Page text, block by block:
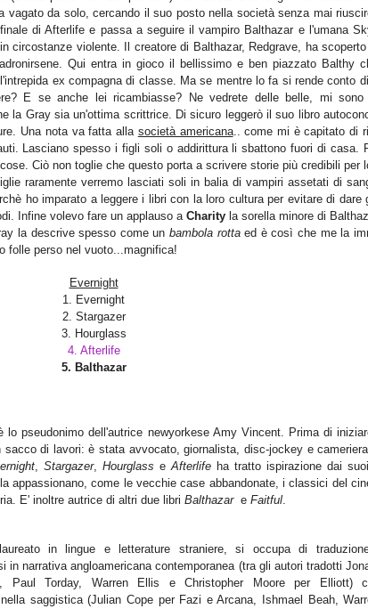
vagato da solo, cercando il suo posto nella società senza mai
di Afterlife e passa a seguire il vampiro Balthazar e l'umana
circostanze violente.
Il creatore di Balthazar, Redgrave, ha
Qui entra in gioco il bellissimo e ben piazzato Balthy
ex compagna di classe. Ma se mentre lo fa si rende conto
E se anche lei ricambiasse? Ne vedrete delle belle, mi sono
la Gray sia un'ottima scrittrice. Di sicuro leggerò il suo libro
Una nota va fatta alla società americana.. come mi è capitato di
Lasciano spesso i figli soli o addirittura li sbattono fuori di casa.
Ciò non toglie che questo porta a scrivere storie più credibili per
raramente verremo lasciati soli in balia di vampiri assetati di
ho imparato a leggere i libri con la loro cultura per evitare di dare
Infine volevo fare un applauso aCharity la sorella minore di
la descrive spesso come unbambola rottaed è così che me la
folle perso nel vuoto...magnifica!
Evernight
1. Evernight
2. Stargazer
3. Hourglass
4. Afterlife
5. Balthazar
lo pseudonimo dell'autrice newyorkese Amy Vincent. Prima di
sacco di lavori: è stata avvocato, giornalista, disc-jockey e
, Stargazer, HourglasseAfterlife ha tratto ispirazione dai
appassionano, come le vecchie case abbandonate, i classici del
E' inoltre autrice di altri due libri Balthazare Faitful.
in lingue e letterature straniere, si occupa di
in narrativa angloamericana contemporanea (tra gli autori tradotti
Paul Torday, Warren Ellis e Christopher Moore per Elliott)
saggistica (Julian Cope per Fazi e Arcana, Ishmael Beah,